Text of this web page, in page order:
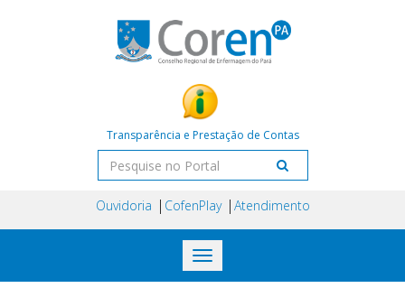
Transparência e Prestação de Contas
Ouvidoria CofenPlay Atendimento
Toggle
navigation